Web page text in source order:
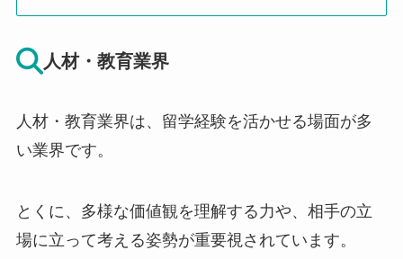
人材・教育業界
人材・教育業界は、留学経験を活かせる場面が多
い業界です。
とくに、多様な価値観を理解する力や、相手の立
場に立って考える姿勢が重要視されています。